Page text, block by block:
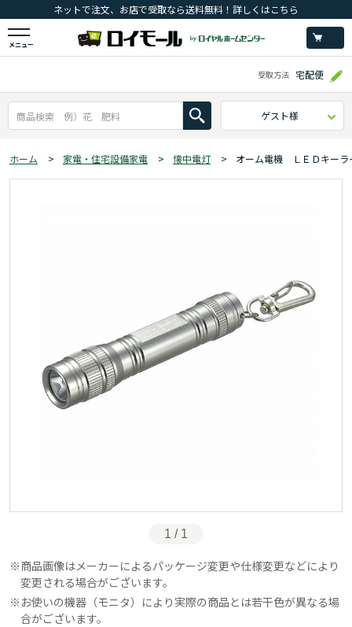
ネットで注文、お店で受取なら送料無料！詳しくはこちら
メニュー
受取方法 宅配便
ゲスト様
ホーム > 家電・住宅設備家電 > 懐中電灯 > オーム電機 ＬＥＤキー
1 / 1
商品画像はメーカーによるパッケージ変更や仕様変更などにより
変更される場合がございます。
お使いの機器（モニタ）により実際の商品とは若干色が異なる場
合がございます。